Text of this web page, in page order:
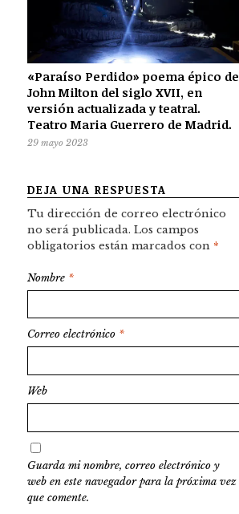
«Paraíso Perdido» poema épico de
John Milton del siglo XVII, en
versión actualizada y teatral.
Teatro Maria Guerrero de Madrid.
29 mayo 2023
DEJA UNA RESPUESTA
Tu dirección de correo electrónico
no será publicada. Los campos
obligatorios están marcados con *
Nombre *
Correo electrónico *
Web
Guarda mi nombre, correo electrónico y
web en este navegador para la próxima vez
que comente.